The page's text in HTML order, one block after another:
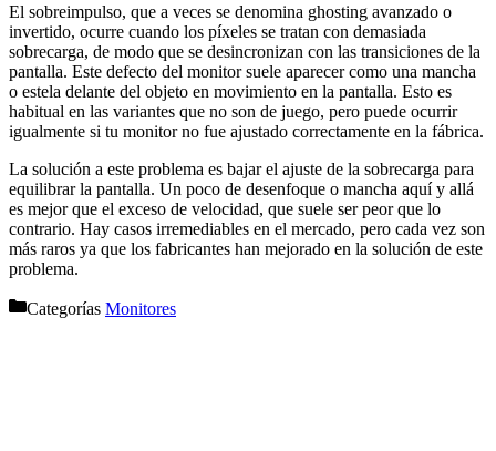
El sobreimpulso, que a veces se denomina ghosting avanzado o
invertido, ocurre cuando los píxeles se tratan con demasiada
sobrecarga, de modo que se desincronizan con las transiciones de la
pantalla. Este defecto del monitor suele aparecer como una mancha
o estela delante del objeto en movimiento en la pantalla. Esto es
habitual en las variantes que no son de juego, pero puede ocurrir
igualmente si tu monitor no fue ajustado correctamente en la fábrica.
La solución a este problema es bajar el ajuste de la sobrecarga para
equilibrar la pantalla. Un poco de desenfoque o mancha aquí y allá
es mejor que el exceso de velocidad, que suele ser peor que lo
contrario. Hay casos irremediables en el mercado, pero cada vez son
más raros ya que los fabricantes han mejorado en la solución de este
problema.
Categorías Monitores